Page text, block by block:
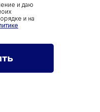
и даю
и на